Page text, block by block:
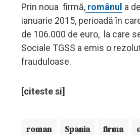
Prin noua firmă, românul a
ianuarie 2015, perioadă în
de 106.000 de euro, la care
Sociale TGSS a emis o
frauduloase.
[citeste si]
roman Spania firma